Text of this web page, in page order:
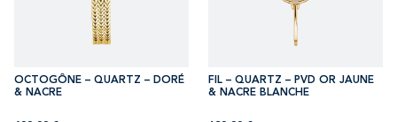
OCTOGÔNE – QUARTZ – DORÉ
& NACRE
FIL – QUARTZ – PVD OR JAUNE
& NACRE BLANCHE